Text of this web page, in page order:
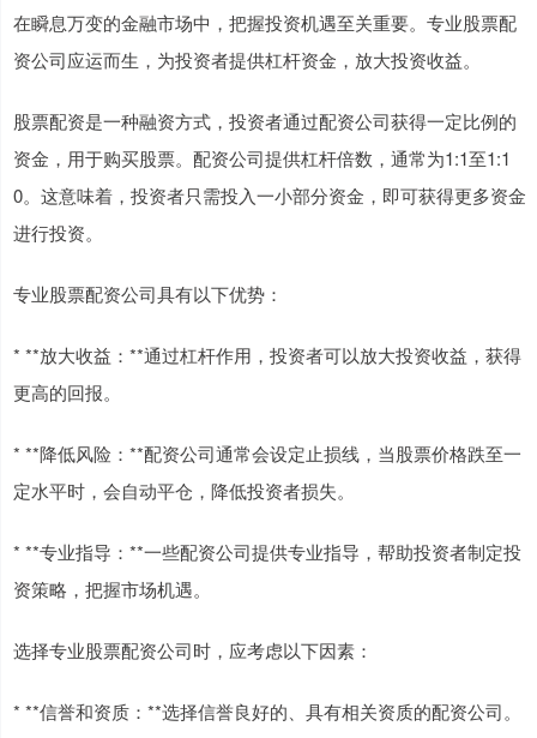
在瞬息万变的金融市场中，把握投资机遇至关重要。专业股票配
资公司应运而生，为投资者提供杠杆资金，放大投资收益。
股票配资是一种融资方式，投资者通过配资公司获得一定比例的
资金，用于购买股票。配资公司提供杠杆倍数，通常为1:1至1:1
0。这意味着，投资者只需投入一小部分资金，即可获得更多资金
进行投资。
专业股票配资公司具有以下优势：
* **放大收益：**通过杠杆作用，投资者可以放大投资收益，获得
更高的回报。
* **降低风险：**配资公司通常会设定止损线，当股票价格跌至一
定水平时，会自动平仓，降低投资者损失。
* **专业指导：**一些配资公司提供专业指导，帮助投资者制定投
资策略，把握市场机遇。
选择专业股票配资公司时，应考虑以下因素：
* **信誉和资质：**选择信誉良好的、具有相关资质的配资公司。